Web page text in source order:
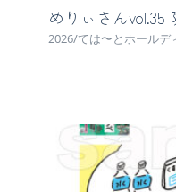
めりぃさんvol.35
2026/ては〜とホールデ